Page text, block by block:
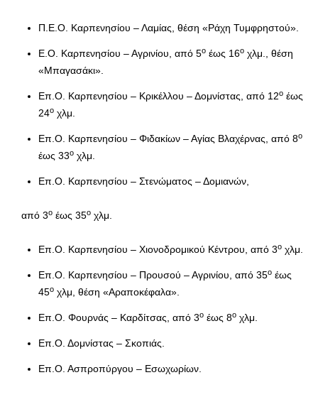
Π.Ε.Ο. Καρπενησίου – Λαμίας, θέση «Ράχη Τυμφρηστού».
Ε.Ο. Καρπενησίου – Αγρινίου, από 5ο έως 16ο χλμ., θέση
«Μπαγασάκι».
Επ.Ο. Καρπενησίου – Κρικέλλου – Δομνίστας, από 12ο έως
24ο χλμ.
Επ.Ο. Καρπενησίου – Φιδακίων – Αγίας Βλαχέρνας, από 8ο
έως 33ο χλμ.
Επ.Ο. Καρπενησίου – Στενώματος – Δομιανών,
από 3ο έως 35ο χλμ.
Επ.Ο. Καρπενησίου – Χιονοδρομικού Κέντρου, από 3ο χλμ.
Επ.Ο. Καρπενησίου – Προυσού – Αγρινίου, από 35ο έως
45ο χλμ, θέση «Αραποκέφαλα».
Επ.Ο. Φουρνάς – Καρδίτσας, από 3ο έως 8ο χλμ.
Επ.Ο. Δομνίστας – Σκοπιάς.
Επ.Ο. Ασπροπύργου – Εσωχωρίων.